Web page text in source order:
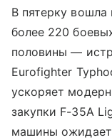
В пятерку
более 220
половины —
Eurofighter
ускоряет
закупки F-35A
машины